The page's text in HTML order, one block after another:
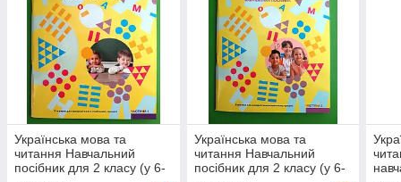
Українська мова та
читання Навчальний
посібник для 2 класу (у 6-
Українська мова та
читання Навчальний
посібник для 2 класу (у 6-